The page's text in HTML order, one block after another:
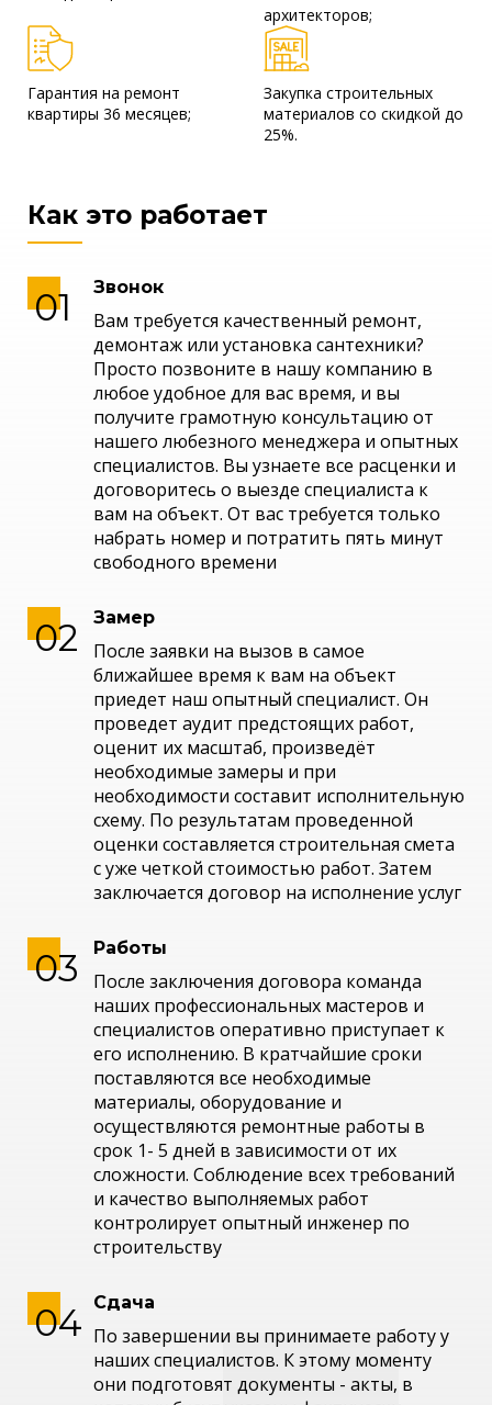
архитекторов;
Гарантия на ремонт
квартиры 36 месяцев;
Закупка строительных
материалов со скидкой до
25%.
Как это работает
Звонок
Вам требуется качественный ремонт,
демонтаж или установка сантехники?
Просто позвоните в нашу компанию в
любое удобное для вас время, и вы
получите грамотную консультацию от
нашего любезного менеджера и опытных
специалистов. Вы узнаете все расценки и
договоритесь о выезде специалиста к
вам на объект. От вас требуется только
набрать номер и потратить пять минут
свободного времени
Замер
После заявки на вызов в самое
ближайшее время к вам на объект
приедет наш опытный специалист. Он
проведет аудит предстоящих работ,
оценит их масштаб, произведёт
необходимые замеры и при
необходимости составит исполнительную
схему. По результатам проведенной
оценки составляется строительная смета
с уже четкой стоимостью работ. Затем
заключается договор на исполнение услуг
Работы
После заключения договора команда
наших профессиональных мастеров и
специалистов оперативно приступает к
его исполнению. В кратчайшие сроки
поставляются все необходимые
материалы, оборудование и
осуществляются ремонтные работы в
срок 1- 5 дней в зависимости от их
сложности. Соблюдение всех требований
и качество выполняемых работ
контролирует опытный инженер по
строительству
Сдача
По завершении вы принимаете работу у
наших специалистов. К этому моменту
они подготовят документы - акты, в